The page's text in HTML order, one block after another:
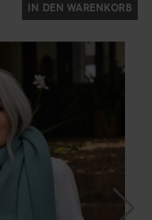
IN DEN WARENKORB